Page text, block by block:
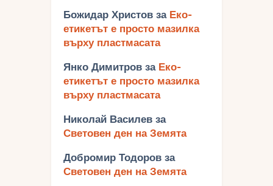
Божидар Христов за Еко-
етикетът е просто мазилка
върху пластмасата
Янко Димитров за Еко-
етикетът е просто мазилка
върху пластмасата
Николай Василев за
Световен ден на Земята
Добромир Тодоров за
Световен ден на Земята